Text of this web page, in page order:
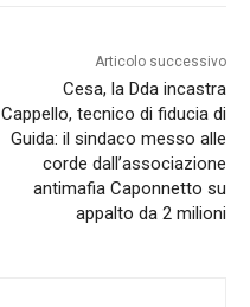
Articolo successivo
Cesa, la Dda incastra
Cappello, tecnico di fiducia di
Guida: il sindaco messo alle
corde dall’associazione
antimafia Caponnetto su
appalto da 2 milioni